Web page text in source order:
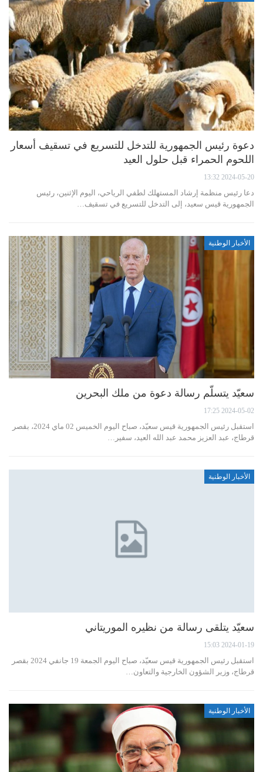
دعوة رئيس الجمهورية للتدخل للتسريع في تسقيف أسعار
اللحوم الحمراء قبل حلول العيد
2024-05-20 13:32
دعا رئيس منظمة إرشاد المستهلك لطفي الرياحي، اليوم الإثنين، رئيس
الجمهورية قيس سعيد، إلى التدخل للتسريع في تسقيف…
الأخبار الوطنية
سعيّد يتسلّم رسالة دعوة من ملك البحرين
2024-05-02 17:25
استقبل رئيس الجمهورية قيس سعيّد، صباح اليوم الخميس 02 ماي 2024، بقصر
قرطاج، عبد العزيز محمد عبد الله العيد، سفير…
الأخبار الوطنية
سعيّد يتلقى رسالة من نظيره الموريتاني
2024-01-19 15:03
استقبل رئيس الجمهورية قيس سعيّد، صباح اليوم الجمعة 19 جانفي 2024 بقصر
قرطاج، وزير الشؤون الخارجية والتعاون…
الأخبار الوطنية